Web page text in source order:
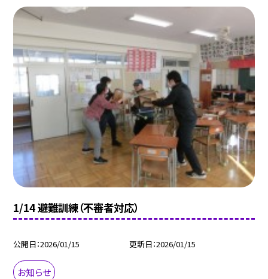
1/14 避難訓練（不審者対応）
公開日 2026/01/15 更新日 2026/01/15
お知らせ